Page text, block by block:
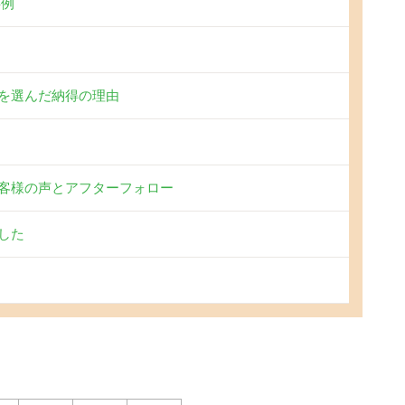
選んだ納得の理由
様の声とアフターフォロー
た